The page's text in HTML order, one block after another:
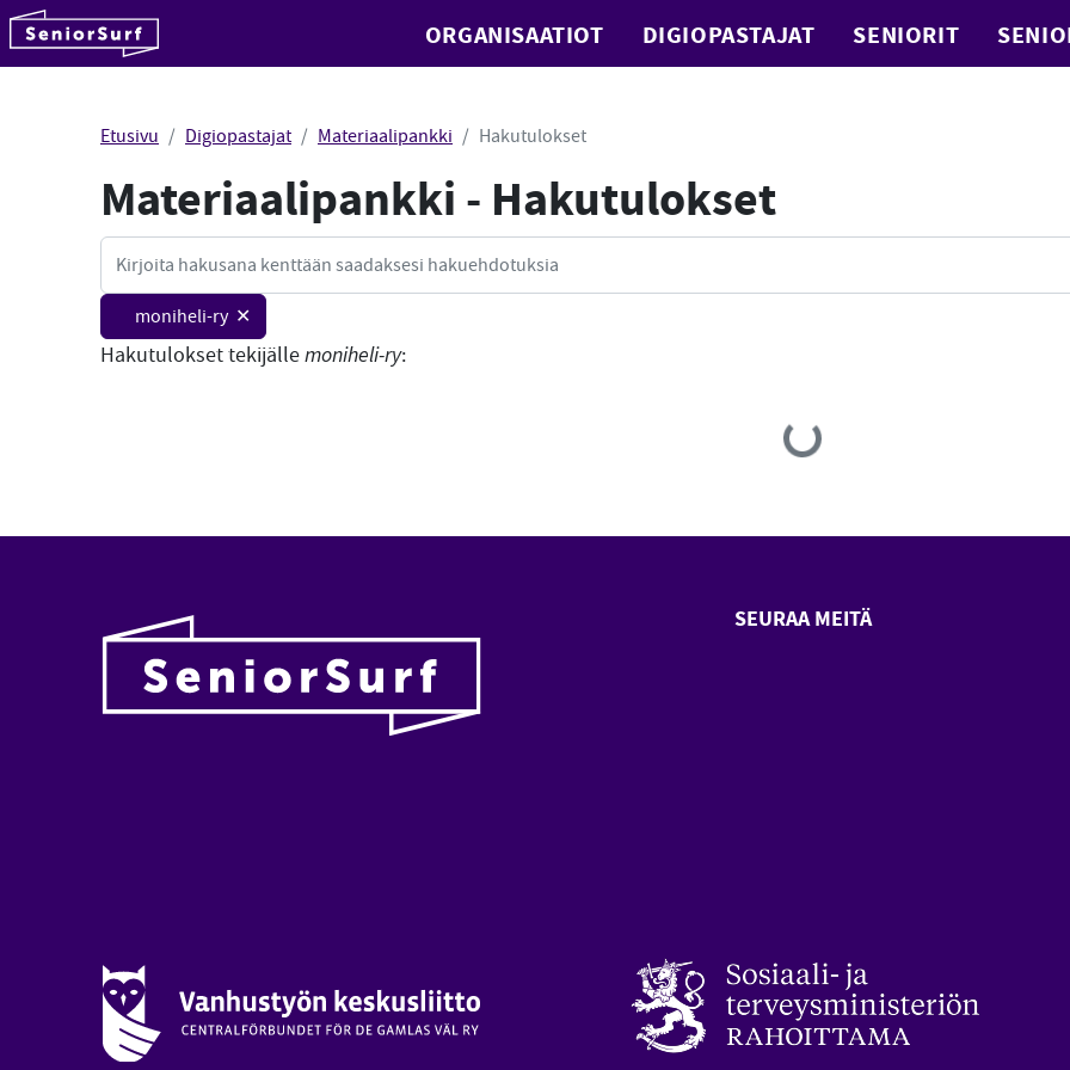
Hyppää sisältöön ORGANISAATIOT DIGIOPASTAJAT SENIORIT
Etusivu Digiopastajat Materiaalipankki Hakutulokset
Materiaalipankki - Hakutulokset
Haku
moniheli-ry ✕
Hakutulokset tekijällemoniheli-ry:
Loading...
SEURAA MEITÄ
Vanhustyön keskusliitto (avautuu uuteen ikkunaan)